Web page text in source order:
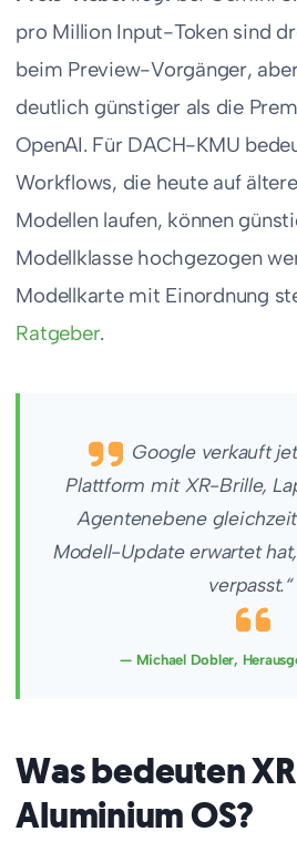
pro Million Input-Token sind
beim Preview-Vorgänger,
deutlich günstiger als die
OpenAI. Für DACH-KMU
Workflows, die heute auf
Modellen laufen, können
Modellklasse hochgezogen
Modellkarte mit Einordnung
Ratgeber.
Google verkauft
Plattform mit XR-Brille,
Agentenebene
Modell-Update erwartet
verpasst.“
— Michael Dobler,
Was bedeuten
Aluminium OS?